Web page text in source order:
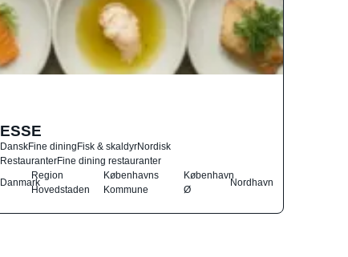
ESSE
DanskFine diningFisk & skaldyrNordisk
RestauranterFine dining restauranter
Danmark
Region
Hovedstaden
Københavns
Kommune
København
Ø
Nordhavn